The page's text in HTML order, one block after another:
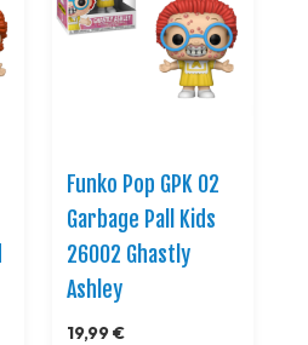
Funko Pop GPK 02
Garbage Pall Kids
26002 Ghastly
Ashley
19,99 €